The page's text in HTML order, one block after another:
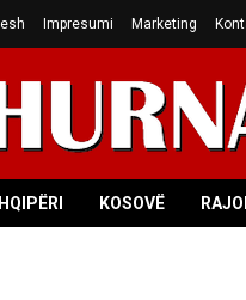
Impresumi Marketing
KOSOVË